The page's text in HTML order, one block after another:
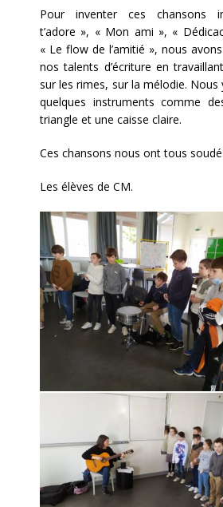
Pour inventer ces chansons
t’adore », « Mon ami », «
« Le flow de l’amitié », nous
nos talents d’écriture en
sur les rimes, sur la mélodie. Nous
quelques instruments comme
triangle et une caisse claire.
Ces chansons nous ont tous
Les élèves de CM.